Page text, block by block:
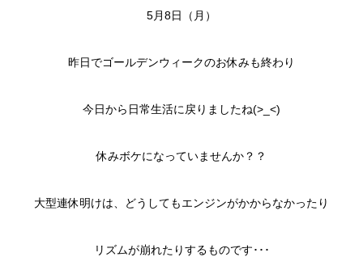
5月8日（月）
昨日でゴールデンウィークのお休みも終わり
今日から日常生活に戻りましたね(>_<)
休みボケになっていませんか？？
大型連休明けは、どうしてもエンジンがかからなかったり
リズムが崩れたりするものです･･･